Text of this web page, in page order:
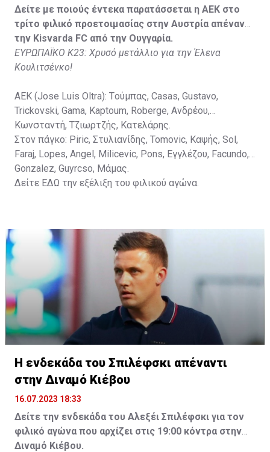
Στον πάγκο: Petkovic, Cipetic, Kovasic, Jovicic, Szeles,
Vida, Otvos, Lucas, Camas, Mesanovic.
Δείτε με ποιούς έντεκα παρατάσσεται η ΑΕΚ στο
τρίτο φιλικό προετοιμασίας στην Αυστρία απέναντι
την Kisvarda FC από την Ουγγαρία.
ΕΥΡΩΠΑΪΚΟ Κ23: Χρυσό μετάλλιο για την Έλενα
Κουλιτσένκο!
ΑΕΚ (Jose Luis Oltra): Tούμπας, Casas, Gustavo,
Trickovski, Gama, Κaptoum, Roberge, Aνδρέου,
Κωνσταντή, Τζιωρτζής, Κατελάρης.
Στον πάγκο: Piric, Στυλιανίδης, Tomovic, Καψής, Sol,
Faraj, Lopes, Angel, Milicevic, Pons, Εγγλέζου, Facundo,
Gonzalez, Guyrcso, Μάμας.
Δείτε ΕΔΩ την εξέλιξη του φιλικού αγώνα.
Η ενδεκάδα του Σπιλέφσκι απέναντι
στην Διναμό Κιέβου
16.07.2023 18:33
Δείτε την ενδεκάδα του Αλεξέι Σπιλέφσκι για τον
φιλικό αγώνα που αρχίζει στις 19:00 κόντρα στην
Διναμό Κιέβου.